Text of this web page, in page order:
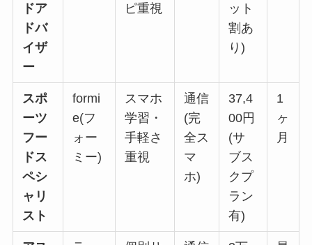
ドア
ドバ
イザ
ー
ピ重視
ット
割あ
り)
スポ
ーツ
フー
ドス
ペシ
ャリ
スト
formi
e(フ
ォー
ミー)
スマホ
学習・
手軽さ
重視
通信
(完
全ス
マ
ホ)
37,4
00円
(サ
ブス
クプ
ラン
有)
1
ヶ
月